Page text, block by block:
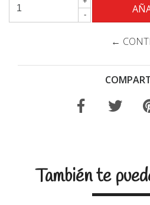
-
←
También te